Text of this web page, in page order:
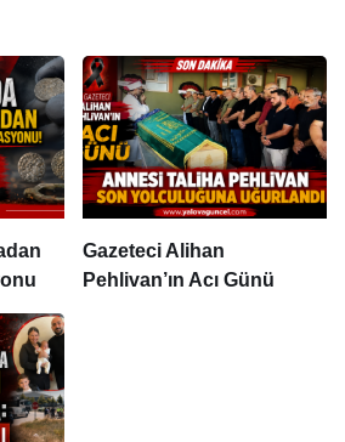
Gazeteci Alihan
Pehlivan’ın Acı Günü